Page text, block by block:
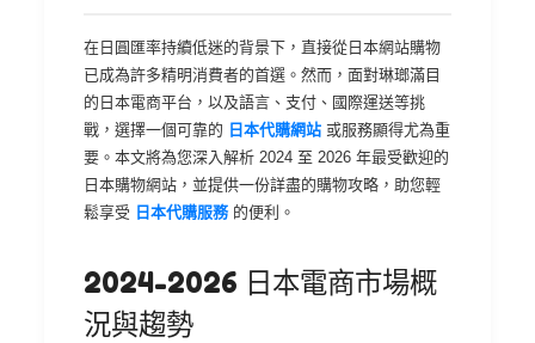
在日圓匯率持續低迷的背景下，直接從日本網站購物
已成為許多精明消費者的首選。然而，面對琳瑯滿目
的日本電商平台，以及語言、支付、國際運送等挑
戰，選擇一個可靠的 日本代購網站或服務顯得尤為重
要。本文將為您深入解析 2024 至 2026 年最受歡迎的
日本購物網站，並提供一份詳盡的購物攻略，助您輕
鬆享受 日本代購服務的便利。
2024-2026 日本電商市場概
況與趨勢